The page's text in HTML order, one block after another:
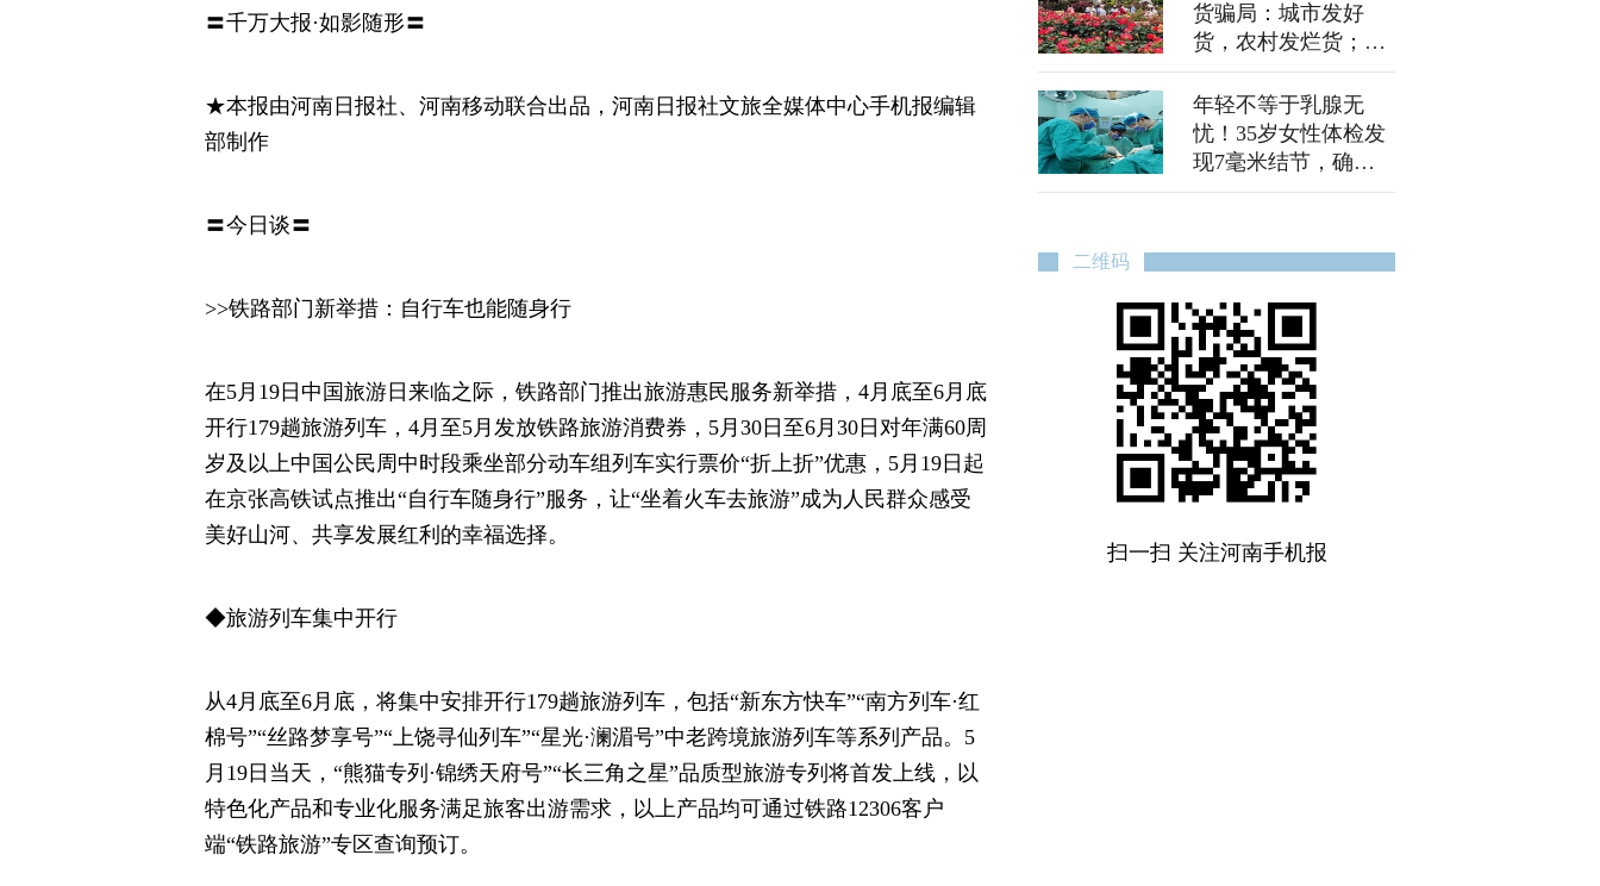
〓千万大报·如影随形〓
★本报由河南日报社、河南移动联合出品，河南日报社文旅全媒体中心手机报编辑
部制作
〓今日谈〓
>>铁路部门新举措：自行车也能随身行
在5月19日中国旅游日来临之际，铁路部门推出旅游惠民服务新举措，4月底至6月底
开行179趟旅游列车，4月至5月发放铁路旅游消费券，5月30日至6月30日对年满60周
岁及以上中国公民周中时段乘坐部分动车组列车实行票价“折上折”优惠，5月19日起
在京张高铁试点推出“自行车随身行”服务，让“坐着火车去旅游”成为人民群众感受
美好山河、共享发展红利的幸福选择。
◆旅游列车集中开行
从4月底至6月底，将集中安排开行179趟旅游列车，包括“新东方快车”“南方列车·红
棉号”“丝路梦享号”“上饶寻仙列车”“星光·澜湄号”中老跨境旅游列车等系列产品。5
月19日当天，“熊猫专列·锦绣天府号”“长三角之星”品质型旅游专列将首发上线，以
特色化产品和专业化服务满足旅客出游需求，以上产品均可通过铁路12306客户
端“铁路旅游”专区查询预订。
货骗局：城市发好
货，农村发烂货；安
徽马鞍山通报学生研
学餐后不适事件
年轻不等于乳腺无
忧！35岁女性体检发
现7毫米结节，确诊
为导管原位癌
二维码
扫一扫 关注河南手机报